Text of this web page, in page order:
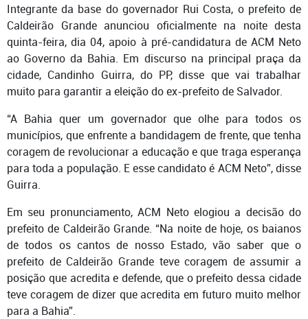
Integrante da base do governador Rui Costa, o prefeito de
Caldeirão Grande anunciou oficialmente na noite desta
quinta-feira, dia 04, apoio à pré-candidatura de ACM Neto
ao Governo da Bahia. Em discurso na principal praça da
cidade, Candinho Guirra, do PP, disse que vai trabalhar
muito para garantir a eleição do ex-prefeito de Salvador.
“A Bahia quer um governador que olhe para todos os
municípios, que enfrente a bandidagem de frente, que tenha
coragem de revolucionar a educação e que traga esperança
para toda a população. E esse candidato é ACM Neto”, disse
Guirra.
Em seu pronunciamento, ACM Neto elogiou a decisão do
prefeito de Caldeirão Grande. “Na noite de hoje, os baianos
de todos os cantos de nosso Estado, vão saber que o
prefeito de Caldeirão Grande teve coragem de assumir a
posição que acredita e defende, que o prefeito dessa cidade
teve coragem de dizer que acredita em futuro muito melhor
para a Bahia”.